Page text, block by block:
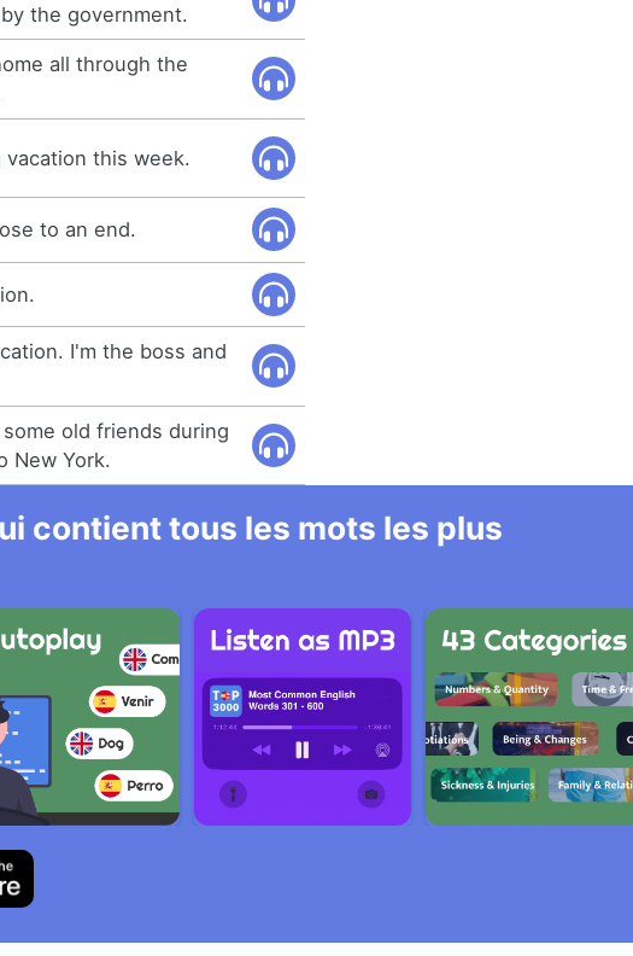
the government.
all through the
this week.
to an end.
I'm the boss and
old friends during
New York.
contient tous les mots les plus